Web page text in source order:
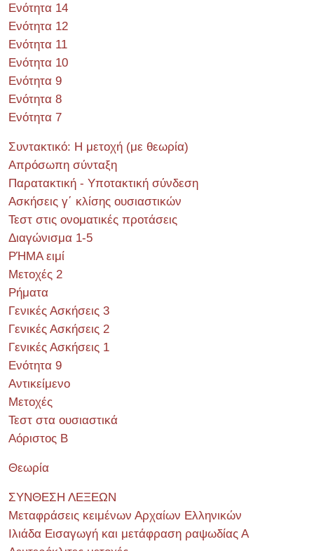
Ενότητα 14
Ενότητα 12
Ενότητα 11
Ενότητα 10
Ενότητα 9
Ενότητα 8
Ενότητα 7
Συντακτικό: Η μετοχή (με θεωρία)
Απρόσωπη σύνταξη
Παρατακτική - Υποτακτική σύνδεση
Ασκήσεις γ΄ κλίσης ουσιαστικών
Τεστ στις ονοματικές προτάσεις
Διαγώνισμα 1-5
ΡΉΜΑ ειμί
Μετοχές 2
Ρήματα
Γενικές Ασκήσεις 3
Γενικές Ασκήσεις 2
Γενικές Ασκήσεις 1
Ενότητα 9
Αντικείμενο
Μετοχές
Τεστ στα ουσιαστικά
Αόριστος Β
Θεωρία
ΣΥΝΘΕΣΗ ΛΕΞΕΩΝ
Μεταφράσεις κειμένων Αρχαίων Ελληνικών
Ιλιάδα Εισαγωγή και μετάφραση ραψωδίας Α